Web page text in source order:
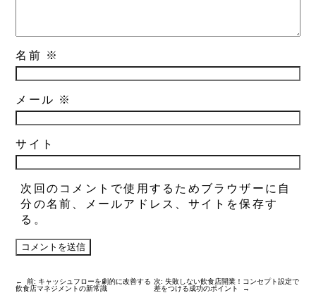
名前 ※
メール ※
サイト
次回のコメントで使用するためブラウザーに自
分の名前、メールアドレス、サイトを保存す
る。
← 前: キャッシュフローを劇的に改善する
飲食店マネジメントの新常識
次: 失敗しない飲食店開業！コンセプト設定で
差をつける成功のポイント
→